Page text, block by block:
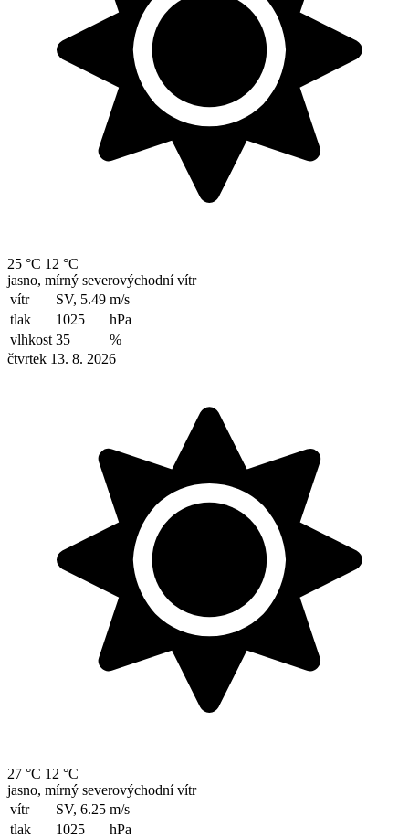
25 °C 12 °C
jasno, mírný severovýchodní vítr
vítr
SV, 5.49 m/s
tlak
1025
hPa
vlhkost 35
%
čtvrtek 13. 8. 2026
27 °C 12 °C
jasno, mírný severovýchodní vítr
vítr
SV, 6.25 m/s
tlak
1025
hPa